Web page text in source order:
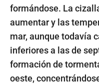
formándose. La
aumentar y las
mar, aunque todavía
inferiores a las de
formación de
oeste,